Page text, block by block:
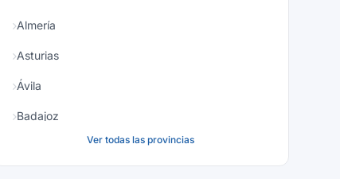
Almería
Asturias
Ávila
Badajoz
Ver todas las provincias